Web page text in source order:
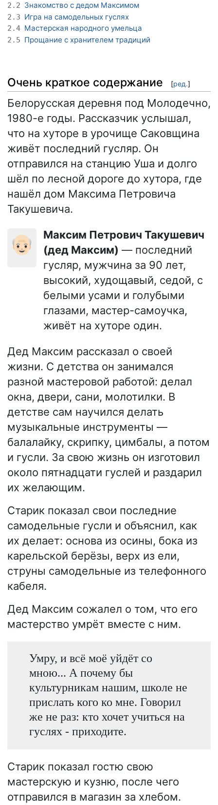
2.2 Знакомство с дедом Максимом
2.3 Игра на самодельных гуслях
2.4 Мастерская народного умельца
2.5 Прощание с хранителем традиций
Очень краткое содержание [ред.]
Белорусская деревня под Молодечно,
1980-е годы. Рассказчик услышал,
что на хуторе в урочище Саковщина
живёт последний гусляр. Он
отправился на станцию Уша и долго
шёл по лесной дороге до хутора, где
нашёл дом Максима Петровича
Такушевича.
👴🏻
Максим Петрович Такушевич
(дед Максим) — последний
гусляр, мужчина за 90 лет,
высокий, худощавый, седой, с
белыми усами и голубыми
глазами, мастер-самоучка,
живёт на хуторе один.
Дед Максим рассказал о своей
жизни. С детства он занимался
разной мастеровой работой: делал
окна, двери, сани, молотилки. В
детстве сам научился делать
музыкальные инструменты —
балалайку, скрипку, цимбалы, а потом
и гусли. За свою жизнь он изготовил
около пятнадцати гуслей и раздарил
их желающим.
Старик показал свои последние
самодельные гусли и объяснил, как
их делает: основа из осины, бока из
карельской берёзы, верх из ели,
струны самодельные из телефонного
кабеля.
Дед Максим сожалел о том, что его
мастерство умрёт вместе с ним.
Умру, и всё моё уйдёт со
мною... А почему бы
культурникам нашим, школе не
прислать кого ко мне. Говорил
же не раз: кто хочет учиться на
гуслях - приходите.
Старик показал гостю свою
мастерскую и кузню, после чего
отправился в магазин за хлебом.